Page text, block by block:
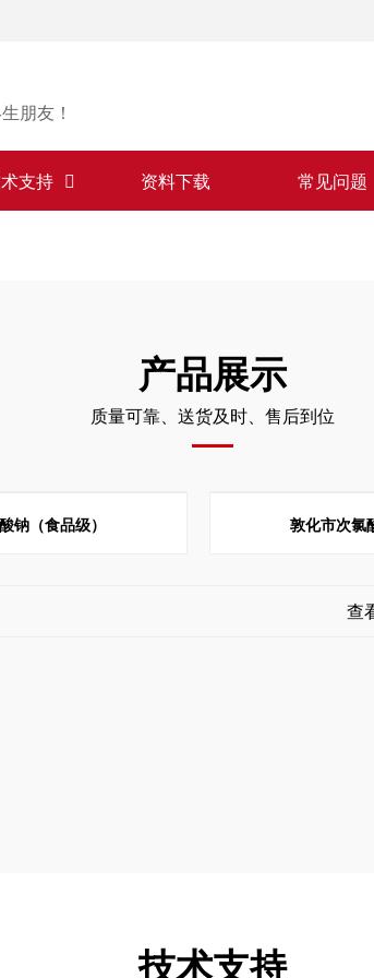
朋友！
支持 资料下载 常见问题
产品展示
质量可靠、送货及时、售后到位
钠（食品级） 敦化市次氯
查
技术支持